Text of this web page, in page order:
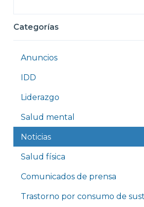
Categorías
Anuncios
IDD
Liderazgo
Salud mental
Noticias
Salud física
Comunicados de prensa
Trastorno por consumo de